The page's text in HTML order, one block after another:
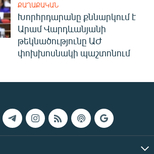
ՔԱՂԱՔԱԿԱՆ
Խորհրդարանը քննարկում է
Արամ Վարդևանյանի
թեկնածությունը ԱԺ
փոխխոսնակի պաշտոնում